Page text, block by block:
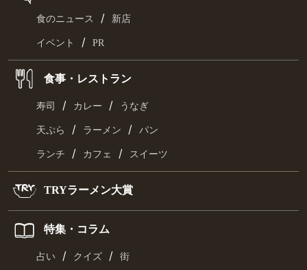
食のニュース / 新店
イベント / PR
食事・レストラン
寿司 / カレー / うなぎ
天ぷら / ラーメン / パン
ランチ / カフェ / スイーツ
TRYラーメン大賞
特集・コラム
占い / クイズ / 街